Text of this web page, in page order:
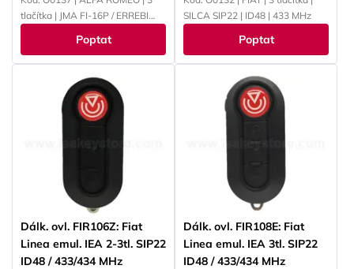
tlačítka | JMA FI-16P / ERREBI
Poptat
SILCA SIP22 | ID48 | 433 MHz
Poptat
Dálk. ovl. FIR106Z: Fiat
Linea emul. IEA 2-3tl. SIP22
ID48 / 433/434 MHz
Dálk. ovl. FIR108E: Fiat
Linea emul. IEA 3tl. SIP22
ID48 / 433/434 MHz